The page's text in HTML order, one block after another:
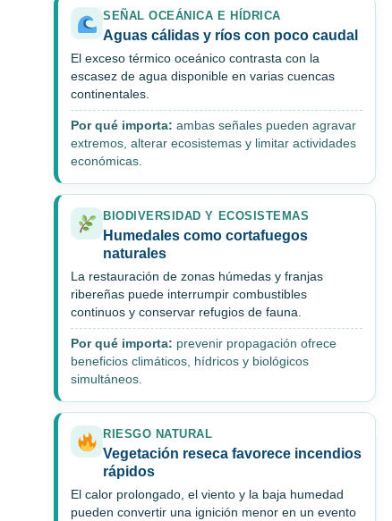
SEÑAL OCEÁNICA E HÍDRICA
Aguas cálidas y ríos con poco caudal
El exceso térmico oceánico contrasta con la
escasez de agua disponible en varias cuencas
continentales.
Por qué importa: ambas señales pueden agravar
extremos, alterar ecosistemas y limitar actividades
económicas.
BIODIVERSIDAD Y ECOSISTEMAS
Humedales como cortafuegos
naturales
La restauración de zonas húmedas y franjas
ribereñas puede interrumpir combustibles
continuos y conservar refugios de fauna.
Por qué importa: prevenir propagación ofrece
beneficios climáticos, hídricos y biológicos
simultáneos.
RIESGO NATURAL
Vegetación reseca favorece incendios
rápidos
El calor prolongado, el viento y la baja humedad
pueden convertir una ignición menor en un evento